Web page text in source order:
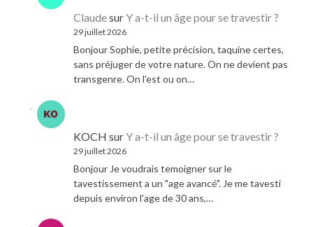
ClaudesurY a-t-il un âge pour se travestir ?
29 juillet 2026
Bonjour Sophie, petite précision, taquine certes,
sans préjuger de votre nature. On ne devient pas
transgenre. On l'est ou on…
KOCH surY a-t-il un âge pour se travestir ?
29 juillet 2026
Bonjour Je voudrais temoigner sur le
tavestissement a un "age avancé". Je me tavesti
depuis environ l'age de 30 ans,…